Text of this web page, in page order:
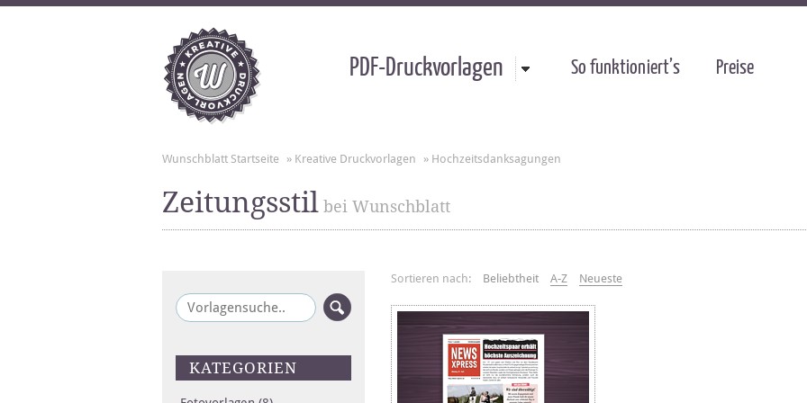
PDF-Druckvorlagen So funktioniert’s Preise
Wunschblatt Startseite » Kreative Druckvorlagen » Hochzeitsdanksagungen
Zeitungsstilbei Wunschblatt
KATEGORIEN
Sortieren nach: Beliebtheit A-Z Neueste